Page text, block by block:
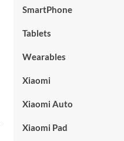
SmartPhone
Tablets
Wearables
Xiaomi
Xiaomi Auto
Xiaomi Pad